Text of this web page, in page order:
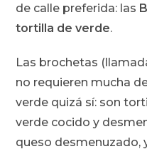
de calle preferida: las
tortilla de verde.
Las brochetas
no requieren mucha
verde quizá sí: son
verde cocido y
queso desmenuzado,